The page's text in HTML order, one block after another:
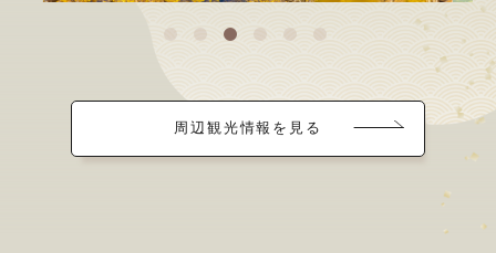
周辺観光情報を見る